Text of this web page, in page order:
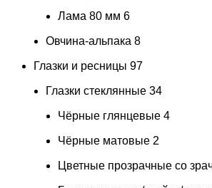
Лама 80 мм 6
Овчина-альпака 8
Глазки и ресницы 97
Глазки стеклянные 34
Чёрные глянцевые 4
Чёрные матовые 2
Цветные прозрачные со